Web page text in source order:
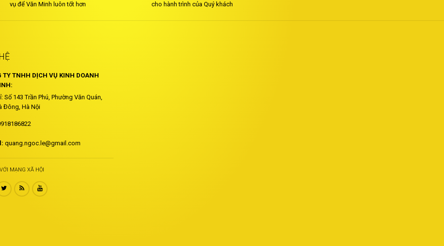
vụ để Văn Minh luôn tốt hơn
cho hành trình của Quý khách
TY TNHH DỊCH VỤ KINH DOANH
Số 143 Trần Phú, Phường Văn Quán,
Đông, Hà Nội
quang.ngoc.le@gmail.com
MẠNG XÃ HỘI